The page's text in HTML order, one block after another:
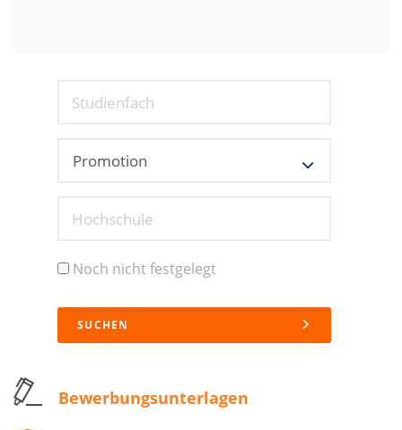
Studienfach
Hochschule
Noch nicht festgelegt
SUCHEN
Bewerbungsunterlagen